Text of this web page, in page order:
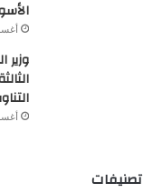
وزير
تصنيفات